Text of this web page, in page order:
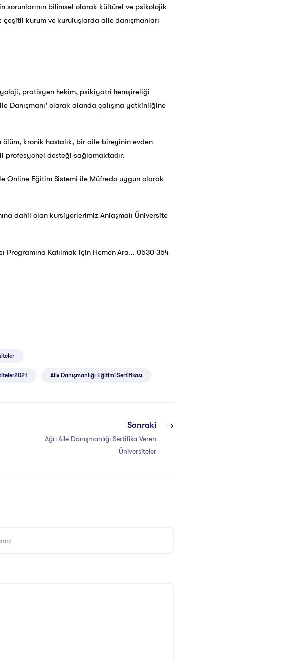
sorunlarının bilimsel olarak kültürel ve psikolojik
kurum ve kuruluşlarda aile danışmanları
pratisyen hekim, psikiyatri hemşireliği
Danışmanı’ olarak alanda çalışma yetkinliğine
kronik hastalık, bir aile bireyinin evden
profesyonel desteği sağlamaktadır.
Online Eğitim Sistemi ile Müfreda uygun olarak
dahil olan kursiyerlerimiz Anlaşmalı Üniversite
Programına Katılmak için Hemen Ara… 0530 354
Aile Danışmanlığı Eğitimi Sertifikası
Sonraki
Ağrı Aile Danışmanlığı Sertifika Veren
Üniversiteler